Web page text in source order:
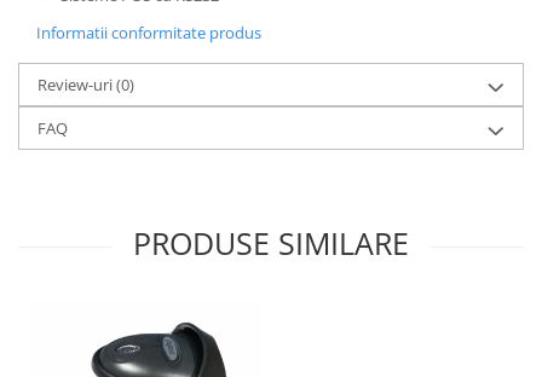
Informatii conformitate produs
Review-uri(0)
FAQ
PRODUSE SIMILARE